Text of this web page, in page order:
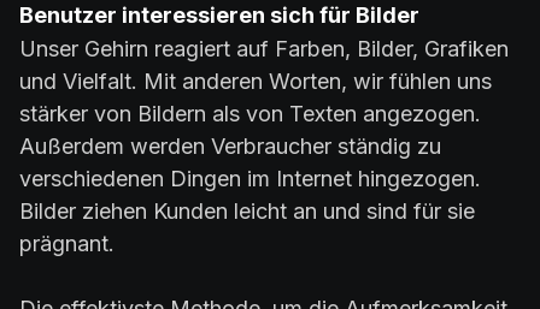
Benutzer interessieren sich für Bilder
Unser Gehirn reagiert auf Farben, Bilder, Grafiken
und Vielfalt. Mit anderen Worten, wir fühlen uns
stärker von Bildern als von Texten angezogen.
Außerdem werden Verbraucher ständig zu
verschiedenen Dingen im Internet hingezogen.
Bilder ziehen Kunden leicht an und sind für sie
prägnant.